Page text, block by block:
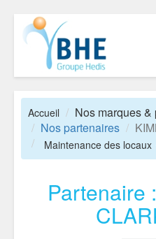
Accueil
Nos marques &
Nos partenaires
Maintenance des locaux
Partenaire